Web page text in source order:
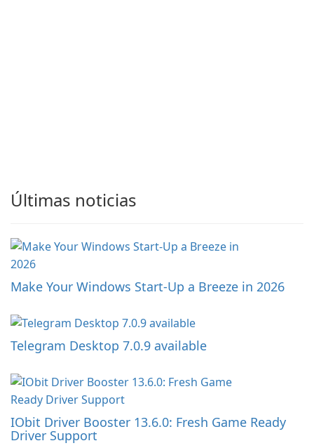
Últimas noticias
Make Your Windows Start-Up a Breeze in 2026
Telegram Desktop 7.0.9 available
IObit Driver Booster 13.6.0: Fresh Game Ready
Driver Support